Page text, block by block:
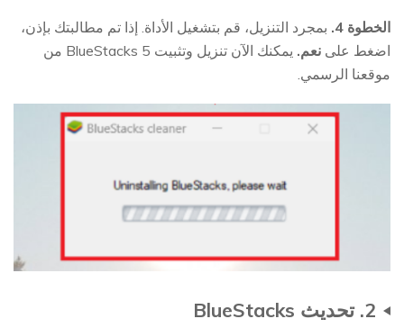
الخطوة 4.
بمجرد التنزيل، قم بتشغيل الأداة. إذا تم مطالبتك بإذن،
اضغط على نعم.
يمكنك الآن تنزيل وتثبيت BlueStacks 5 من
موقعنا الرسمي.
2. تحديث BlueStacks